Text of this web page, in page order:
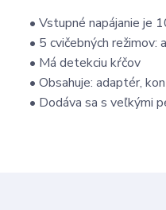
• Vstupné napájanie je
• 5 cvičebných
• Má detekciu kŕčov
• Obsahuje: adaptér,
• Dodáva sa s veľkými